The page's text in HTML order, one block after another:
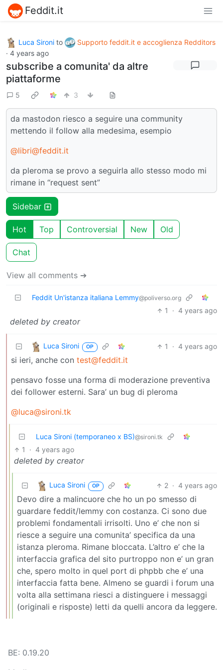
Feddit.it
Luca Sironi to
Supporto feddit.it e accoglienza Redditors
· 4 years ago
subscribe a comunita' da altre
piattaforme
5 3
da mastodon riesco a seguire una community
mettendo il follow alla medesima, esempio
@libri@feddit.it
da pleroma se provo a seguirla allo stesso modo mi
rimane in “request sent”
Sidebar
Hot Top Controversial New Old
Chat
View all comments ➔
Feddit Un'istanza italiana Lemmy@poliverso.org
1 · 4 years ago
deleted by creator
Luca Sironi OP 1 · 4 years ago
si ieri, anche con test@feddit.it
pensavo fosse una forma di moderazione preventiva
dei follower esterni. Sara’ un bug di pleroma
@luca@sironi.tk
Luca Sironi (temporaneo x BS)@sironi.tk
1 · 4 years ago
deleted by creator
Luca Sironi OP 2 · 4 years ago
Devo dire a malincuore che ho un po smesso di
guardare feddit/lemmy con costanza. Ci sono due
problemi fondamentali irrisolti. Uno e’ che non si
riesce a seguire una comunita’ specifica da una
istanza pleroma. Rimane bloccata. L’altro e’ che la
interfaccia grafica del sito purtroppo non e’ un gran
che, spero molto in quel port di phpbb che e’ una
interfaccia fatta bene. Almeno se guardi i forum una
volta alla settimana riesci a distinguere i messaggi
(originali e risposte) letti da quelli ancora da leggere.
BE: 0.19.20